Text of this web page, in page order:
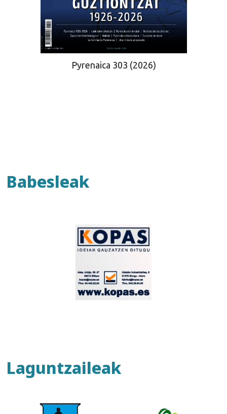
Pyrenaica 303 (2026)
Babesleak
Laguntzaileak